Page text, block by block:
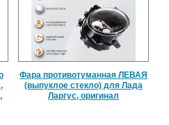
Фара противотуманная ЛЕВАЯ
(выпуклое стекло) для Лада
Ларгус, оригинал